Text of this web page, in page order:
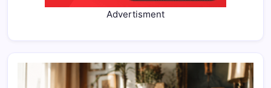
Advertisment